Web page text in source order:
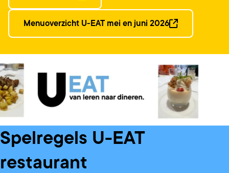
Menuoverzicht U-EAT mei en juni 2026
Spelregels U-EAT
restaurant